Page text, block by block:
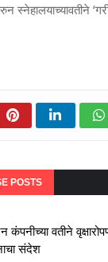
स्नेहालयाच्यावतीने
POSTS
कंपनीच्या वतीने
संदेश